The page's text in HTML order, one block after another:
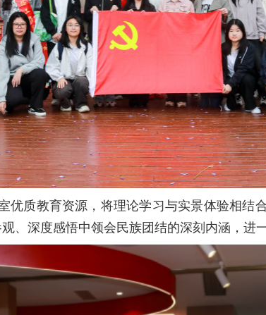
优质教育资源，将理论学习与实景体验相结
、深度感悟中领会民族团结的深刻内涵，进